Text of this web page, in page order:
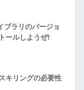
ブラリのバージョ
ールしようぜ!
キリングの必要性